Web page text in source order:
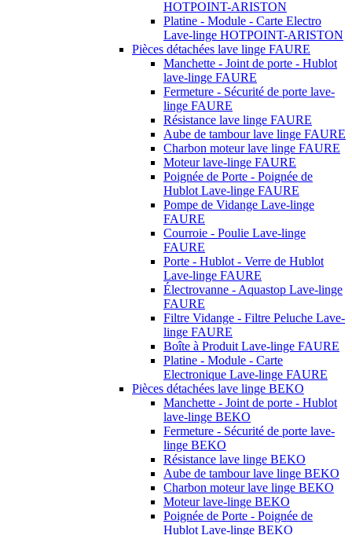
HOTPOINT-ARISTON
Platine - Module - Carte Electro
Lave-linge HOTPOINT-ARISTON
Pièces détachées lave linge FAURE
Manchette - Joint de porte - Hublot
lave-linge FAURE
Fermeture - Sécurité de porte lave-
linge FAURE
Résistance lave linge FAURE
Aube de tambour lave linge FAURE
Charbon moteur lave linge FAURE
Moteur lave-linge FAURE
Poignée de Porte - Poignée de
Hublot Lave-linge FAURE
Pompe de Vidange Lave-linge
FAURE
Courroie - Poulie Lave-linge
FAURE
Porte - Hublot - Verre de Hublot
Lave-linge FAURE
Électrovanne - Aquastop Lave-linge
FAURE
Filtre Vidange - Filtre Peluche Lave-
linge FAURE
Boîte à Produit Lave-linge FAURE
Platine - Module - Carte
Electronique Lave-linge FAURE
Pièces détachées lave linge BEKO
Manchette - Joint de porte - Hublot
lave-linge BEKO
Fermeture - Sécurité de porte lave-
linge BEKO
Résistance lave linge BEKO
Aube de tambour lave linge BEKO
Charbon moteur lave linge BEKO
Moteur lave-linge BEKO
Poignée de Porte - Poignée de
Hublot Lave-linge BEKO